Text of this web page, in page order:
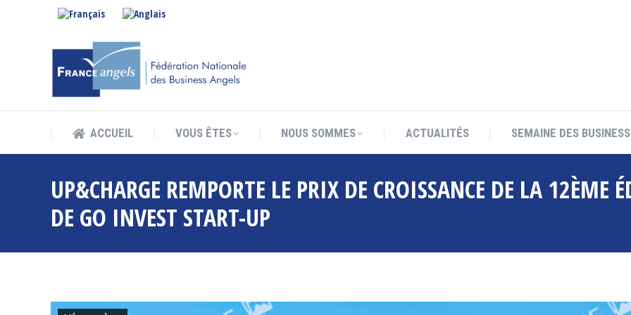
ACCUEIL VOUS ÊTES NOUS SOMMES ACTUALITÉS SEMAINE DES
UP&CHARGE REMPORTE LE PRIX DE CROISSANCE DE LA 12ÈME
DE GO INVEST START-UP
ACCUEIL